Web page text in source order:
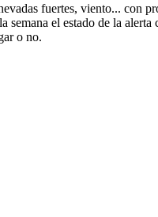
fuertes, viento... con
el estado de la
o no.